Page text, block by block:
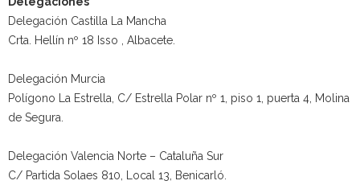
Delegación Castilla La Mancha
Crta. Hellín nº 18 Isso , Albacete.
Delegación Murcia
Polígono La Estrella, C/ Estrella Polar nº 1, piso 1, puerta 4, Molina
de Segura.
Delegación Valencia Norte – Cataluña Sur
C/ Partida Solaes 810, Local 13, Benicarló.